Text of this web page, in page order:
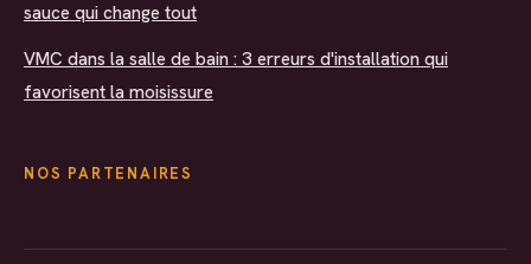
sauce qui change tout
VMC dans la salle de bain : 3 erreurs d'installation qui
favorisent la moisissure
NOS PARTENAIRES